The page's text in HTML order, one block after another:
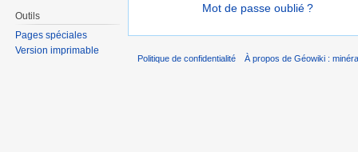
Mot de passe oublié ?
Outils
Pages spéciales
Version imprimable
Politique de confidentialité À propos de Géowiki :